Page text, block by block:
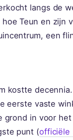
langs de
Teun en zijn
een
kostte
eerste vaste
grond in voor
punt (officiële